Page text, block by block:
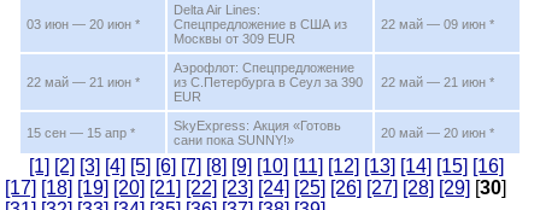
03 июн — 20 июн *
Delta Air Lines:
Спецпредложение в США из
Москвы от 309 EUR
22 май — 09 июн *
22 май — 21 июн *
Аэрофлот: Спецпредложение
из С.Петербурга в Сеул за 390
EUR
22 май — 21 июн *
15 сен — 15 апр *
SkyExpress: Акция «Готовь
сани пока SUNNY!»
20 май — 20 июн *
[1] [2] [3] [4] [5] [6] [7] [8] [9] [10] [11] [12] [13] [14] [15] [16]
[17] [18] [19] [20] [21] [22] [23] [24] [25] [26] [27] [28] [29] [30]